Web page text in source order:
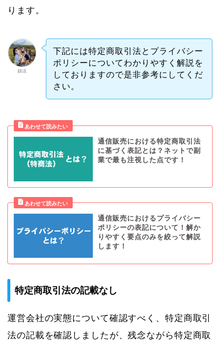
ります。
釼法
下記には特定商取引法とプライバシー
ポリシーについてわかりやすく解説を
しておりますので是非参考にしてくだ
さい。
通信販売における特定商取引法
に基づく表記とは？ネットで副
業で最も注視した点です！
通信販売におけるプライバシー
ポリシーの表記について！解か
りやすく要点のみを絞って解説
します！
特定商取引法の記載なし
運営会社の実態について確認すべく、特定商取引
法の記載を確認しましたが、残念ながら特定商取